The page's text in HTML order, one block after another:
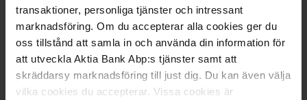
transaktioner, personliga tjänster och intressant
marknadsföring. Om du accepterar alla cookies ger du
oss tillstånd att samla in och använda din information för
att utveckla Aktia Bank Abp:s tjänster samt att
skräddarsy marknadsföring till just dig. Du kan även välja
vilka cookies du accepterar. Vissa cookies är
Vanliga frågor
Hur kan jag öppna en placeringsförsäkring eller ett